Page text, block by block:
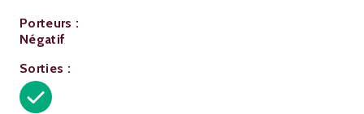
Porteurs :
Négatif
Sorties :